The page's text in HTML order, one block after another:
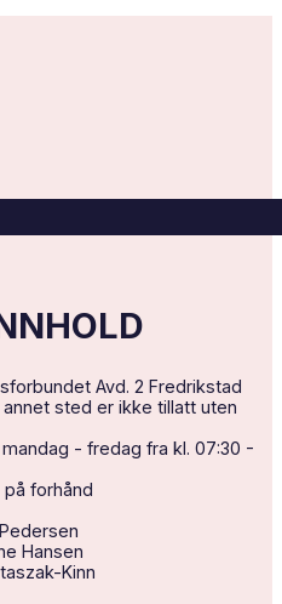
Avd. 2 Fredrikstad
sted er ikke tillatt uten
- fredag fra kl. 07:30 -
forhånd
Hansen
Kinn